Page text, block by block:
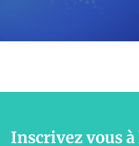
Inscrivez vous